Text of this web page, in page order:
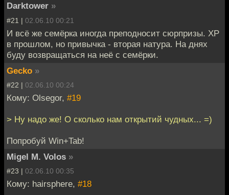
Darktower »
#21 | 02.06.10 00:21
И всё же семёрка иногда преподносит сюрпризы. XP
в прошлом, но привычка - вторая натура. На днях
буду возвращаться на неё с семёрки.
Gecko »
#22 | 02.06.10 00:24
Кому: Olsegor, #19
> Ну надо же! О сколько нам открытий чудных... =)
Попробуй Win+Tab!
Migel M. Volos »
#23 | 02.06.10 00:35
Кому: hairsphere, #18